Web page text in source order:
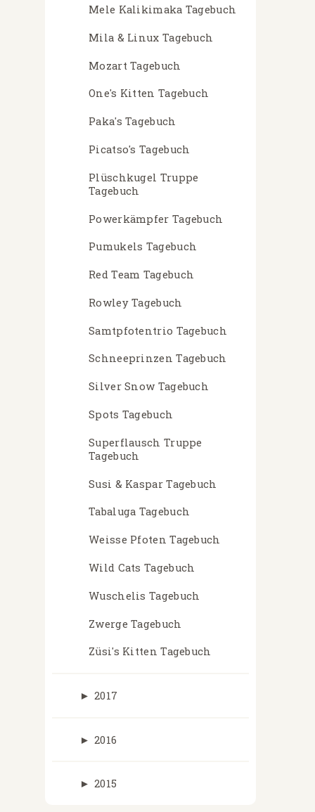
Mele Kalikimaka Tagebuch
Mila & Linux Tagebuch
Mozart Tagebuch
One's Kitten Tagebuch
Paka's Tagebuch
Picatso's Tagebuch
Plüschkugel Truppe
Tagebuch
Powerkämpfer Tagebuch
Pumukels Tagebuch
Red Team Tagebuch
Rowley Tagebuch
Samtpfotentrio Tagebuch
Schneeprinzen Tagebuch
Silver Snow Tagebuch
Spots Tagebuch
Superflausch Truppe
Tagebuch
Susi & Kaspar Tagebuch
Tabaluga Tagebuch
Weisse Pfoten Tagebuch
Wild Cats Tagebuch
Wuschelis Tagebuch
Zwerge Tagebuch
Züsi's Kitten Tagebuch
► 2017
► 2016
► 2015